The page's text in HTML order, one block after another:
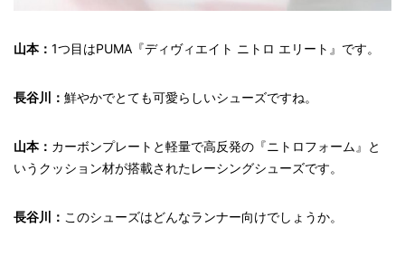
山本： 1つ目はPUMA『ディヴィエイト ニトロ エリート』です。
長谷川： 鮮やかでとても可愛らしいシューズですね。
山本： カーボンプレートと軽量で高反発の『ニトロフォーム』と
いうクッション材が搭載されたレーシングシューズです。
長谷川： このシューズはどんなランナー向けでしょうか。